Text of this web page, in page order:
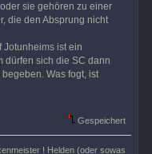
sie gehören zu einer
die den Absprung nicht
Jotunheims ist ein
dürfen sich die SC dann
Was fogt, ist
Gespeichert
! Helden (oder sowas